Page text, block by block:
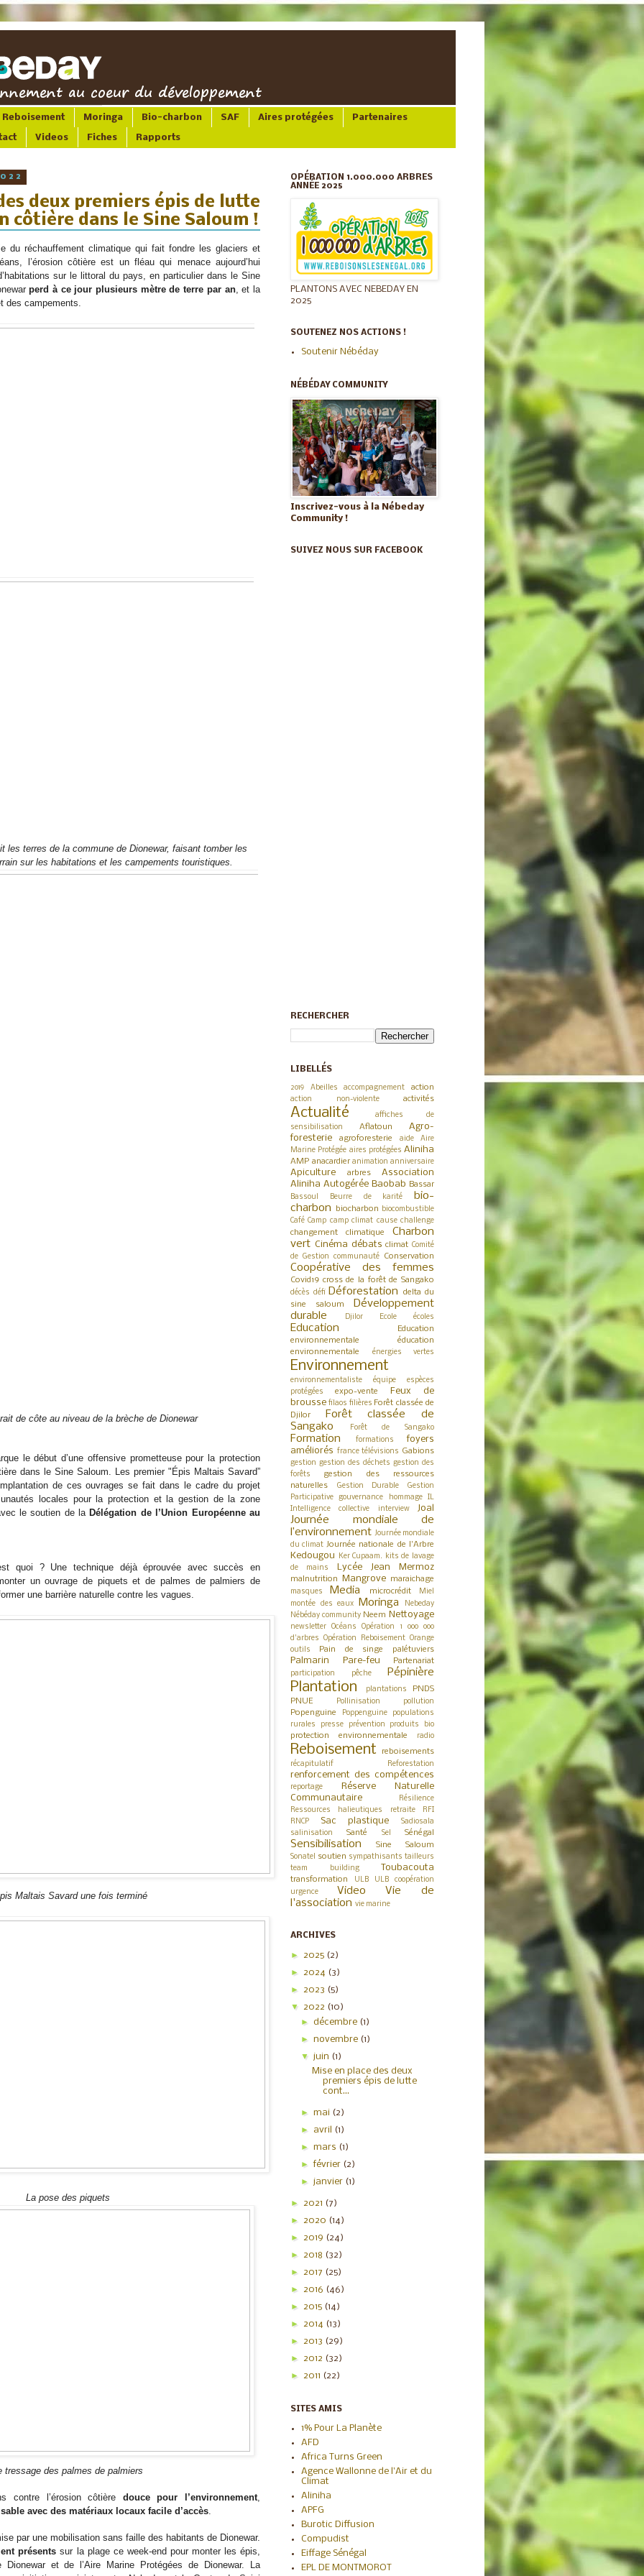
Reboisement Moringa Bio-charbon SAF Aires protégées Partenaires
Videos Fiches Rapports
deux premiers épis de lutte
côtière dans le Sine Saloum !
du réchauffement climatique qui fait fondre les glaciers et
l’érosion côtière est un fléau qui menace aujourd’hui
sur le littoral du pays, en particulier dans le Sine
perd à ce jour plusieurs mètre de terre par an, et la
des campements.
les terres de la commune de Dionewar, faisant tomber les
sur les habitations et les campements touristiques.
de côte au niveau de la brèche de Dionewar
le début d’une offensive prometteuse pour la protection
dans le Sine Saloum. Les premier "Épis Maltais Savard”
de ces ouvrages se fait dans le cadre du projet
locales pour la protection et la gestion de la zone
le soutien de la Délégation de l’Union Européenne au
quoi ? Une technique déjà éprouvée avec succès en
un ouvrage de piquets et de palmes de palmiers de
une barrière naturelle contre les vagues.
Maltais Savard une fois terminé
La pose des piquets
tressage des palmes de palmiers
contre l’érosion côtière douce pour l’environnement
avec des matériaux locaux facile d’accès.
présents sur la plage ce week-end pour monter les épis,
et de l’Aire Marine Protégées de Dionewar. La
OPÉRATION 1.000.000 ARBRES
ANNÉE 2025
PLANTONS AVEC NEBEDAY EN
2025
SOUTENEZ NOS ACTIONS !
Soutenir Nébéday
NÉBÉDAY COMMUNITY
Inscrivez-vous à la Nébeday
Community !
SUIVEZ NOUS SUR FACEBOOK
RECHERCHER
LIBELLÉS
2019 Abeilles accompagnement action
action non-violente activités
Actualité
affiches de
sensibilisation
Aflatoun
Agro-
foresterie
agroforesterie aide
Aire
Marine Protégée aires protégées Aliniha
AMP anacardier animation anniversaire
Apiculture arbres
Association
Aliniha Autogérée Baobab Bassar
Bassoul Beurre de karité
bio-
charbon
biocharbon biocombustible
Café Camp camp climat cause challenge
changement climatique
Charbon
vert Cinéma débats climat Comité
de Gestion
communauté Conservation
Coopérative des femmes
Covid19 cross de la forêt de Sangako
décès défi Déforestation
delta du
sine saloum
Développement
durable
Djilor Ecole écoles
Education
Education
environnementale
éducation
environnementale
énergies vertes
Environnement
environnementaliste équipe
espèces
protégées
expo-vente
Feux de
brousse filaos filières Forêt classée de
Djilor
Forêt classée de
Sangako
Forêt de Sangako
Formation formations
foyers
améliorés france télévisions Gabions
gestion gestion des déchets gestion des
forêts
gestion des ressources
naturelles
Gestion Durable
Gestion
Participative
gouvernance hommage
IL
Intelligence collective
interview Joal
Journée mondiale de
l’environnement Journée mondiale
du climat Journée nationale de l'Arbre
Kedougou Ker Cupaam.
kits de lavage
de mains
Lycée Jean Mermoz
malnutrition Mangrove maraichage
masques Media microcrédit
Miel
montée des eaux
Moringa
Nebeday
Nébéday community Neem Nettoyage
newsletter Océans
Opération 1 000 000
d'arbres
Opération Reboisement Orange
outils
Pain de singe palétuviers
Palmarin Pare-feu Partenariat
participation pêche Pépinière
Plantation plantations
PNDS
PNUE
Pollinisation pollution
Popenguine Poppenguine
populations
rurales
presse prévention produits bio
protection environnementale radio
Reboisement reboisements
récapitulatif Reforestation
renforcement des compétences
reportage
Réserve Naturelle
Communautaire
Résilience
Ressources halieutiques
retraite
RFI
RNCP
Sac plastique
Sadiosala
salinisation
Santé Sel Sénégal
Sensibilisation Sine Saloum
Sonatel soutien sympathisants tailleurs
team building
Toubacouta
transformation ULB
ULB coopération
urgence
Video
Vie de
l'association vie marine
ARCHIVES
► 2025 (2)
► 2024 (3)
► 2023 (5)
▼ 2022 (10)
► décembre (1)
►novembre (1)
▼juin (1)
Mise en place des deux
premiers épis de lutte
cont...
►mai (2)
► avril (1)
►mars (1)
►février (2)
►janvier (1)
► 2021 (7)
► 2020 (14)
► 2019 (24)
► 2018 (32)
► 2017 (25)
► 2016 (46)
► 2015 (14)
► 2014 (13)
► 2013 (29)
► 2012 (32)
► 2011 (22)
SITES AMIS
1% Pour La Planète
AFD
Africa Turns Green
Agence Wallonne de l'Air et du
Climat
Aliniha
APFG
Burotic Diffusion
Compudist
Eiffage Sénégal
EPL DE MONTMOROT